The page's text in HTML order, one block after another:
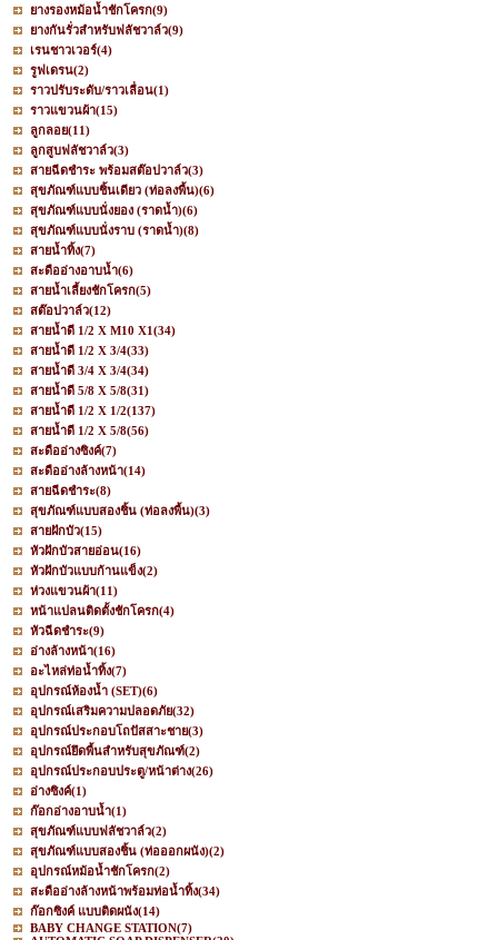
ยางรองหม้อน้ำชักโครก(9)
ยางกันรั่วสำหรับฟลัชวาล์ว(9)
เรนชาวเวอร์(4)
รูฟเดรน(2)
ราวปรับระดับ/ราวเลื่อน(1)
ราวแขวนผ้า(15)
ลูกลอย(11)
ลูกสูบฟลัชวาล์ว(3)
สายฉีดชำระ พร้อมสต๊อปวาล์ว(3)
สุขภัณฑ์แบบชิ้นเดียว (ท่อลงพื้น)(6)
สุขภัณฑ์แบบนั่งยอง (ราดน้ำ)(6)
สุขภัณฑ์แบบนั่งราบ (ราดน้ำ)(8)
สายน้ำทิ้ง(7)
สะดืออ่างอาบน้ำ(6)
สายน้ำเลี้ยงชักโครก(5)
สต๊อปวาล์ว(12)
สายน้ำดี 1/2 X M10 X1(34)
สายน้ำดี 1/2 X 3/4(33)
สายน้ำดี 3/4 X 3/4(34)
สายน้ำดี 5/8 X 5/8(31)
สายน้ำดี 1/2 X 1/2(137)
สายน้ำดี 1/2 X 5/8(56)
สะดืออ่างซิงค์(7)
สะดืออ่างล้างหน้า(14)
สายฉีดชำระ(8)
สุขภัณฑ์แบบสองชิ้น (ท่อลงพื้น)(3)
สายฝักบัว(15)
หัวฝักบัวสายอ่อน(16)
หัวฝักบัวแบบก้านแข็ง(2)
ห่วงแขวนผ้า(11)
หน้าแปลนติดตั้งชักโครก(4)
หัวฉีดชำระ(9)
อ่างล้างหน้า(16)
อะไหล่ท่อน้ำทิ้ง(7)
อุปกรณ์ห้องน้ำ (SET)(6)
อุปกรณ์เสริมความปลอดภัย(32)
อุปกรณ์ประกอบโถปัสสาะชาย(3)
อุปกรณ์ยึดพื้นสำหรับสุขภัณฑ์(2)
อุปกรณ์ประกอบประตู/หน้าต่าง(26)
อ่างซิงค์(1)
ก๊อกอ่างอาบน้ำ(1)
สุขภัณฑ์แบบฟลัชวาล์ว(2)
สุขภัณฑ์แบบสองชิ้น (ท่อออกผนัง)(2)
อุปกรณ์หม้อน้ำชักโครก(2)
สะดืออ่างล้างหน้าพร้อมท่อน้ำทิ้ง(34)
ก๊อกซิงค์ แบบติดผนัง(14)
BABY CHANGE STATION(7)